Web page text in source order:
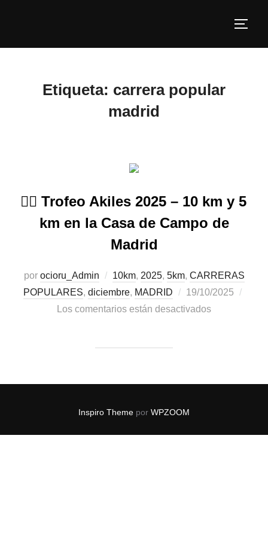
Etiqueta: carrera popular
madrid
🏃‍♂️ Trofeo Akiles 2025 – 10 km y 5
km en la Casa de Campo de
Madrid
por ocioru_Admin 10km, 2025, 5km, CARRERAS
POPULARES, diciembre, MADRID
19/10/2025
Los comentarios están desactivados
Inspiro Theme por WPZOOM